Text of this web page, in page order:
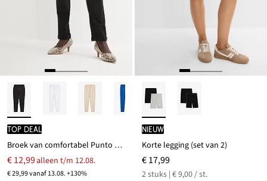
TOP DEAL
Broek van comfortabel Punto di Roma
€ 12,99alleen t/m 12.08.
€ 29,99 vanaf 13.08. +130%
Nieuw
Korte legging (set van 2)
€ 17,99
2 stuks | € 9,00 / st.